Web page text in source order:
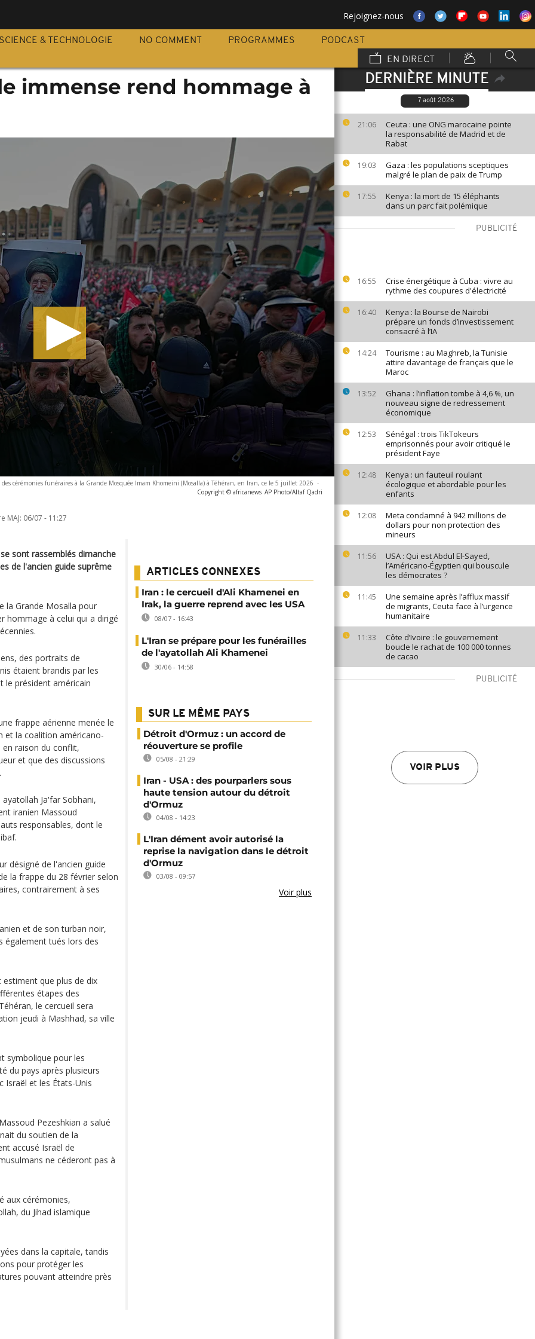
Rejoignez-nous
SCIENCE & TECHNOLOGIE NO COMMENT PROGRAMMES
PODCAST
EN DIRECT
DERNIÈRE MINUTE
7 août 2026
21:06
Ceuta : une ONG marocaine pointe
la responsabilité de Madrid et de
Rabat
19:03
Gaza : les populations sceptiques
malgré le plan de paix de Trump
17:55
Kenya : la mort de 15 éléphants
dans un parc fait polémique
PUBLICITÉ
16:55
Crise énergétique à Cuba : vivre au
rythme des coupures d'électricité
16:40
Kenya : la Bourse de Nairobi
prépare un fonds d’investissement
consacré à l’IA
14:24
Tourisme : au Maghreb, la Tunisie
attire davantage de français que le
Maroc
13:52
Ghana : l’inflation tombe à 4,6 %, un
nouveau signe de redressement
économique
12:53
Sénégal : trois TikTokeurs
emprisonnés pour avoir critiqué le
président Faye
12:48
Kenya : un fauteuil roulant
écologique et abordable pour les
enfants
12:08
Meta condamné à 942 millions de
dollars pour non protection des
mineurs
11:56
USA : Qui est Abdul El-Sayed,
l’Américano-Égyptien qui bouscule
les démocrates ?
11:45
Une semaine après l’afflux massif
de migrants, Ceuta face à l’urgence
humanitaire
11:33
Côte d’Ivoire : le gouvernement
boucle le rachat de 100 000 tonnes
de cacao
PUBLICITÉ
VOIR PLUS
immense rend hommage à
cérémonies funéraires à la Grande Mosquée Imam Khomeini (Mosalla) à Téhéran, en Iran, ce le 5 juillet 2026 -
Copyright © africanews AP Photo/Altaf Qadri
MAJ: 06/07 - 11:27
sont rassemblés dimanche
de l'ancien guide suprême
la Grande Mosalla pour
hommage à celui qui a dirigé
des portraits de
étaient brandis par les
le président américain
frappe aérienne menée le
et la coalition américano-
en raison du conflit,
et que des discussions
Ja'far Sobhani,
iranien Massoud
responsables, dont le
désigné de l'ancien guide
la frappe du 28 février selon
contrairement à ses
et de son turban noir,
également tués lors des
que plus de dix
étapes des
le cercueil sera
jeudi à Mashhad, sa ville
symbolique pour les
du pays après plusieurs
Israël et les États-Unis
Pezeshkian a salué
du soutien de la
accusé Israël de
ne céderont pas à
aux cérémonies,
du Jihad islamique
dans la capitale, tandis
pour protéger les
pouvant atteindre près
ARTICLES CONNEXES
Iran : le cercueil d'Ali Khamenei en
Irak, la guerre reprend avec les USA
08/07 - 16:43
L'Iran se prépare pour les funérailles
de l'ayatollah Ali Khamenei
30/06 - 14:58
SUR LE MÊME PAYS
Détroit d'Ormuz : un accord de
réouverture se profile
05/08 - 21:29
Iran - USA : des pourparlers sous
haute tension autour du détroit
d'Ormuz
04/08 - 14:23
L'Iran dément avoir autorisé la
reprise la navigation dans le détroit
d'Ormuz
03/08 - 09:57
Voir plus